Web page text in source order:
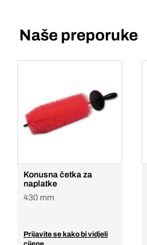
Naše preporuke
Konusna četka za
naplatke
430 mm
Prijavite se kako bi vidjeli